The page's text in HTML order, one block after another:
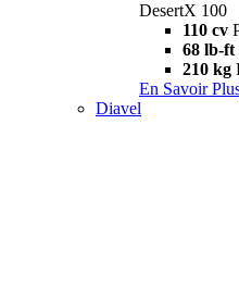
DesertX 100
110 cv
68 lb-ft
210 kg
En Savoir
Diavel